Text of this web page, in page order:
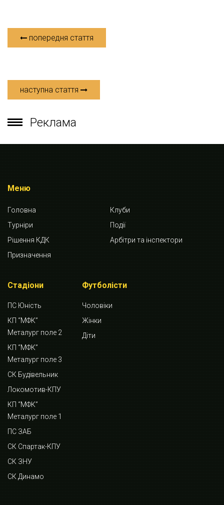
попередня стаття
наступна стаття
Реклама
Меню
Головна
Клуби
Турніри
Події
Рішення КДК
Арбітри та інспектори
Призначення
Стадіони
ПС Юність
КП “МФК”
Металург поле 2
КП “МФК”
Металург поле 3
СК Будівельник
Локомотив-КПУ
КП “МФК”
Металург поле 1
ПС ЗАБ
СК Спартак-КПУ
СК ЗНУ
СК Динамо
Футболісти
Чоловіки
Жінки
Діти